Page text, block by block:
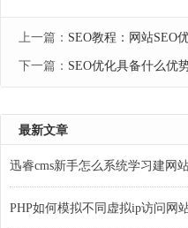
上一篇： SEO教程：网站SEO
下一篇： SEO优化具备什么优
最新文章
迅睿cms新手怎么系统学习建网
PHP如何模拟不同虚拟ip访问网